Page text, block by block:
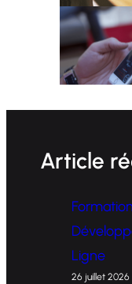
Article
Ligne
26 juillet 2026